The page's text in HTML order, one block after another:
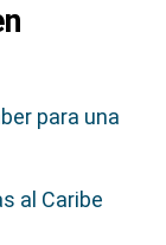
para una
al Caribe